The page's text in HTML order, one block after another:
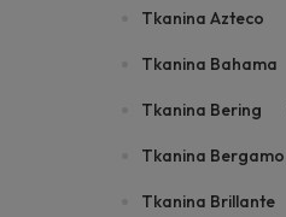
Tkanina Azteco
Tkanina Bahama
Tkanina Bering
Tkanina Bergamo
Tkanina Brillante